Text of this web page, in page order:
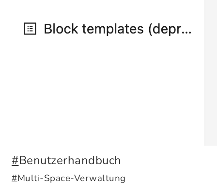
#Benutzerhandbuch
#Multi-Space-Verwaltung